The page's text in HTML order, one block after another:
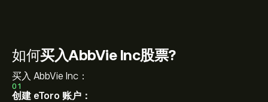
如何买入AbbVie Inc股票?
买入 AbbVie Inc：
01
创建 eToro 账户：